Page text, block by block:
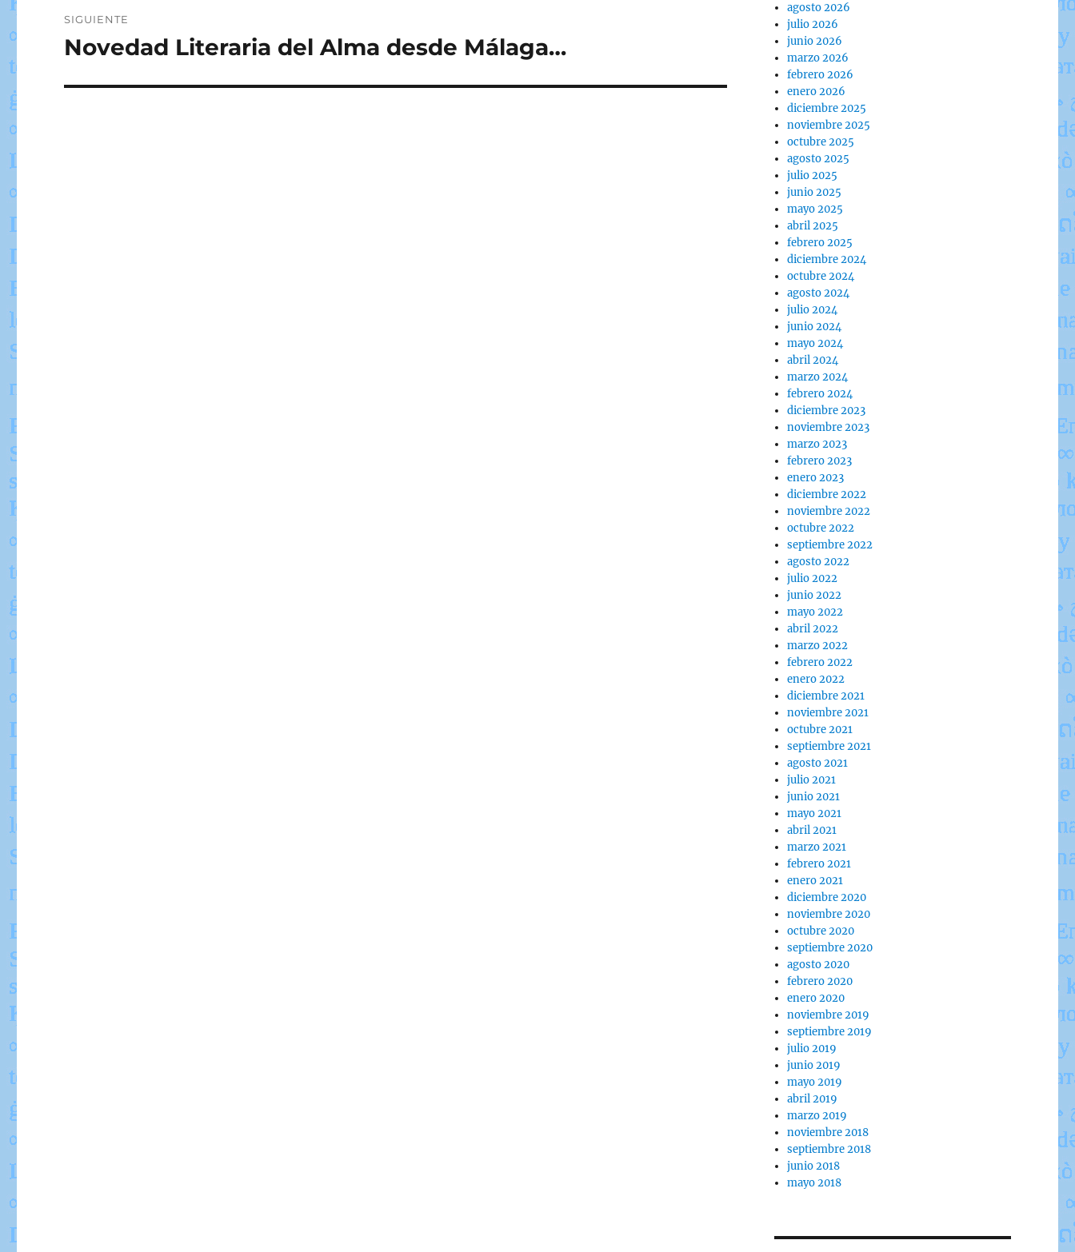
SIGUIENTE
Entrada
Novedad Literaria del Alma desde Málaga…
agosto 2026
julio 2026
junio 2026
marzo 2026
febrero 2026
enero 2026
diciembre 2025
noviembre 2025
octubre 2025
agosto 2025
julio 2025
junio 2025
mayo 2025
abril 2025
febrero 2025
diciembre 2024
octubre 2024
agosto 2024
julio 2024
junio 2024
mayo 2024
abril 2024
marzo 2024
febrero 2024
diciembre 2023
noviembre 2023
marzo 2023
febrero 2023
enero 2023
diciembre 2022
noviembre 2022
octubre 2022
septiembre 2022
agosto 2022
julio 2022
junio 2022
mayo 2022
abril 2022
marzo 2022
febrero 2022
enero 2022
diciembre 2021
noviembre 2021
octubre 2021
septiembre 2021
agosto 2021
julio 2021
junio 2021
mayo 2021
abril 2021
marzo 2021
febrero 2021
enero 2021
diciembre 2020
noviembre 2020
octubre 2020
septiembre 2020
agosto 2020
febrero 2020
enero 2020
noviembre 2019
septiembre 2019
julio 2019
junio 2019
mayo 2019
abril 2019
marzo 2019
noviembre 2018
septiembre 2018
junio 2018
mayo 2018